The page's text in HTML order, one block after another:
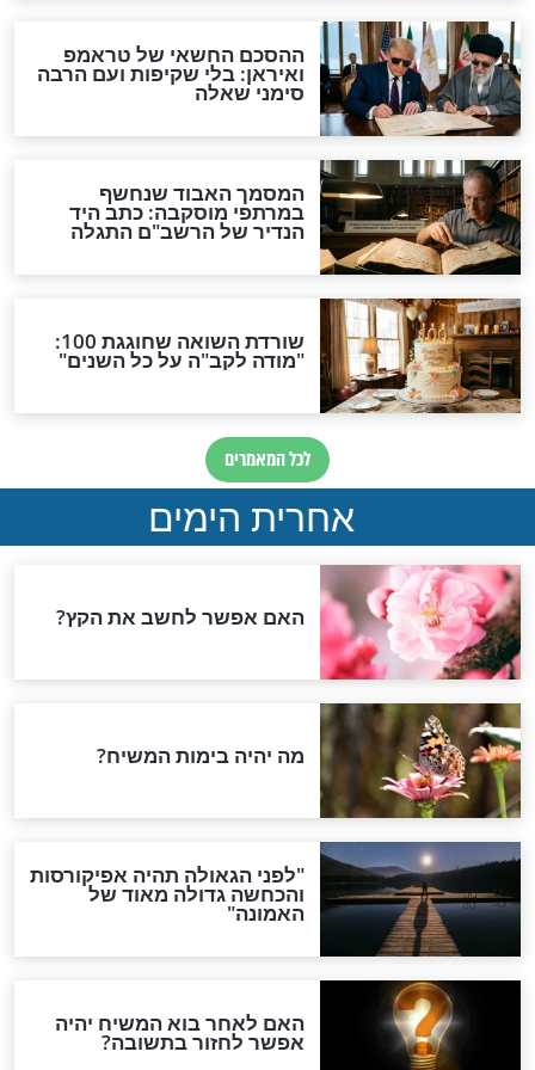
לפני אכילת
שלפני צום
יום כיפור
הכל בידיים שלנו!
יום כיפור
מתי נכנס צום יום כיפור
כיפור - מלאכה,
בערב יום
קטעים מתורגמים מספר